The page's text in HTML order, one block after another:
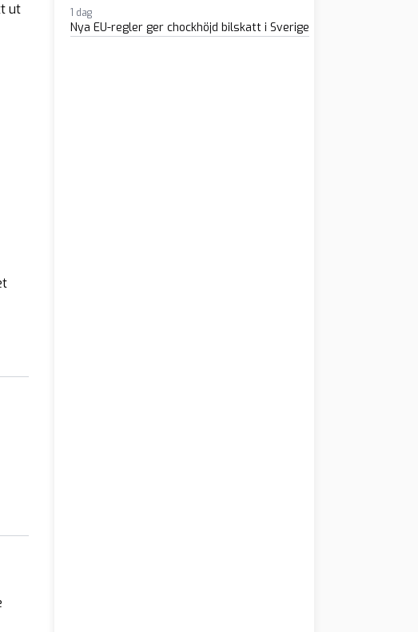
ut
1 dag
Nya EU-regler ger chockhöjd bilskatt i Sverige